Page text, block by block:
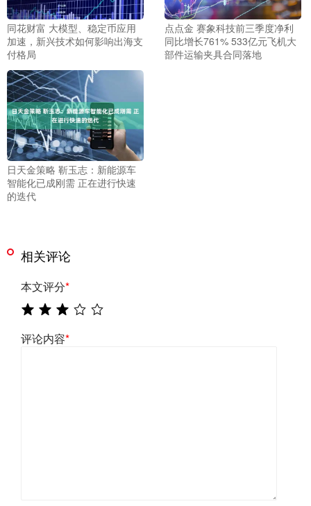
同花财富 大模型、稳定币应用
加速，新兴技术如何影响出海支
付格局
点点金 赛象科技前三季度净利
同比增长761% 533亿元飞机大
部件运输夹具合同落地
日天金策略 靳玉志：新能源车
智能化已成刚需 正在进行快速
的迭代
相关评论
本文评分*
评论内容*